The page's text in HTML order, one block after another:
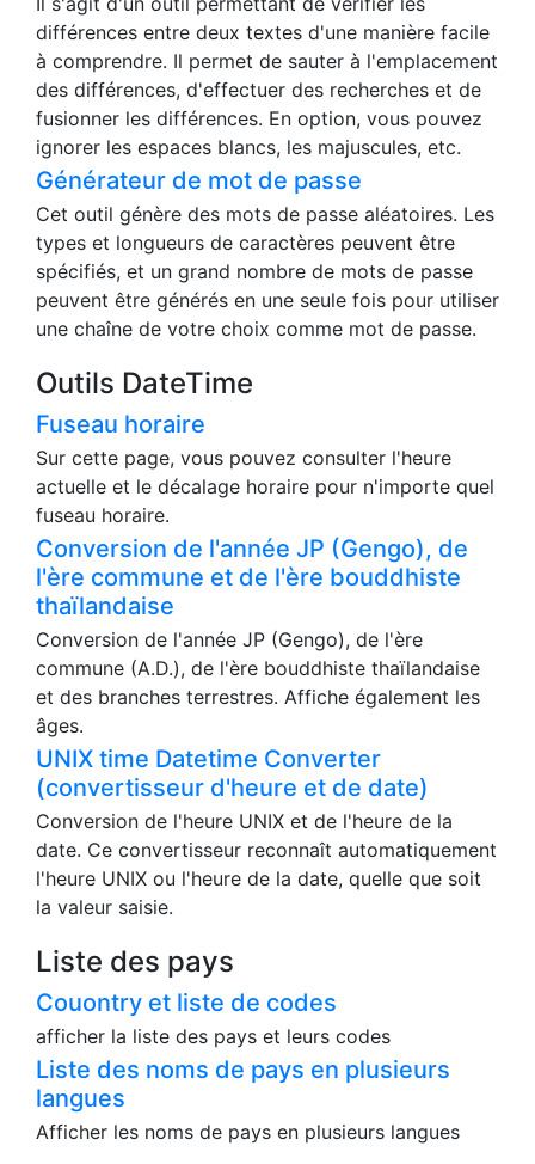
différences entre deux textes d'une manière facile
à comprendre. Il permet de sauter à l'emplacement
des différences, d'effectuer des recherches et de
fusionner les différences. En option, vous pouvez
ignorer les espaces blancs, les majuscules, etc.
Générateur de mot de passe
Cet outil génère des mots de passe aléatoires. Les
types et longueurs de caractères peuvent être
spécifiés, et un grand nombre de mots de passe
peuvent être générés en une seule fois pour utiliser
une chaîne de votre choix comme mot de passe.
Outils DateTime
Fuseau horaire
Sur cette page, vous pouvez consulter l'heure
actuelle et le décalage horaire pour n'importe quel
fuseau horaire.
Conversion de l'année JP (Gengo), de
l'ère commune et de l'ère bouddhiste
thaïlandaise
Conversion de l'année JP (Gengo), de l'ère
commune (A.D.), de l'ère bouddhiste thaïlandaise
et des branches terrestres. Affiche également les
âges.
UNIX time Datetime Converter
(convertisseur d'heure et de date)
Conversion de l'heure UNIX et de l'heure de la
date. Ce convertisseur reconnaît automatiquement
l'heure UNIX ou l'heure de la date, quelle que soit
la valeur saisie.
Liste des pays
Couontry et liste de codes
afficher la liste des pays et leurs codes
Liste des noms de pays en plusieurs
langues
Afficher les noms de pays en plusieurs langues